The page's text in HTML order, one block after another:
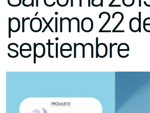
próximo 22
septiembre